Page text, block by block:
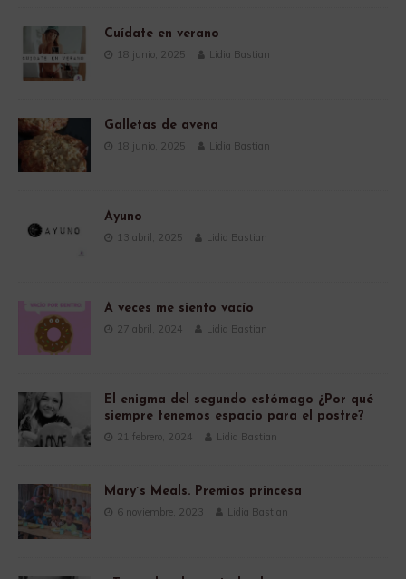
Cuídate en verano
18 junio, 2025 Lidia Bastian
Galletas de avena
18 junio, 2025 Lidia Bastian
Ayuno
13 abril, 2025 Lidia Bastian
A veces me siento vacío
27 abril, 2024 Lidia Bastian
El enigma del segundo estómago ¿Por qué
siempre tenemos espacio para el postre?
21 febrero, 2024 Lidia Bastian
Mary´s Meals. Premios princesa
6 noviembre, 2023 Lidia Bastian